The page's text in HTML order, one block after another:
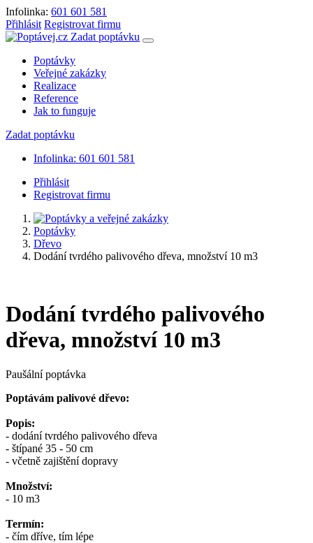
Infolinka: 601 601 581
Přihlásit Registrovat firmu
Zadat poptávku
Poptávky
Veřejné zakázky
Realizace
Reference
Jak to funguje
Zadat poptávku
Infolinka: 601 601 581
Přihlásit
Registrovat firmu
Poptávky
Dřevo
Dodání tvrdého palivového dřeva, množství 10 m3
Dodání tvrdého palivového
dřeva, množství 10 m3
Paušální poptávka
Poptávám palivové dřevo:
Popis:
- dodání tvrdého palivového dřeva
- štípané 35 - 50 cm
- včetně zajištění dopravy
Množství:
- 10 m3
Termín:
- čím dříve, tím lépe